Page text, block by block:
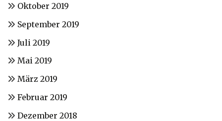
Oktober 2019
September 2019
Juli 2019
Mai 2019
März 2019
Februar 2019
Dezember 2018